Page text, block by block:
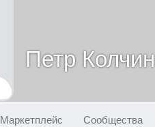
Петр Колчин
Маркетплейс Сообщества